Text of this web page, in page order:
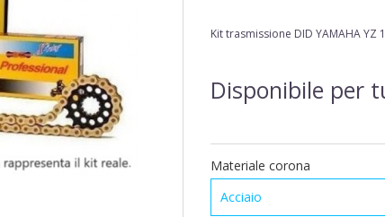
Kit trasmissione DID YAMAHA
Disponibile per
Materiale corona
Acciaio